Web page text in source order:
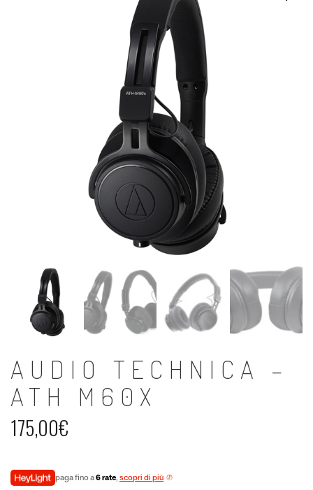
AUDIO TECHNICA –
ATH M60X
175,00€
paga fino a6 rate, scopri di più